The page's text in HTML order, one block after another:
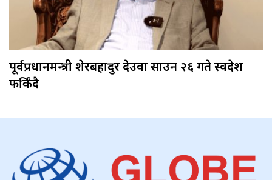
पूर्वप्रधानमन्त्री शेरबहादुर देउवा साउन २६ गते स्वदेश
फर्किँदै